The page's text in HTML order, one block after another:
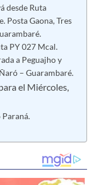
desde Ruta
Posta Gaona, Tres
PY 027 Mcal.
a Peguajho y
– Guarambaré.
el Miércoles,